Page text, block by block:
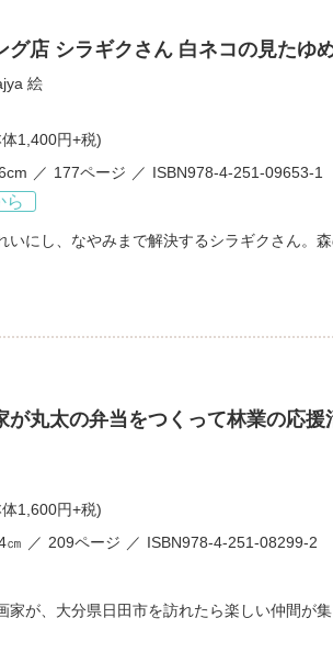
グ店 シラギクさん 白ネコの見たゆ
絵
1,400円+税)
177ページ ISBN978-4-251-09653-1
ら
いにし、なやみまで解決するシラギクさん。
が丸太の弁当をつくって林業の応援
1,600円+税)
㎝ 209ページ ISBN978-4-251-08299-2
家が、大分県日田市を訪れたら楽しい仲間が